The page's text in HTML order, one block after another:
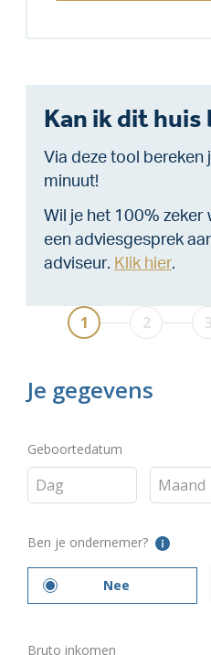
Kan ik dit huis
Via deze tool bereken
minuut!
Wil je het 100% zeker
een adviesgesprek
adviseur. Klik hier.